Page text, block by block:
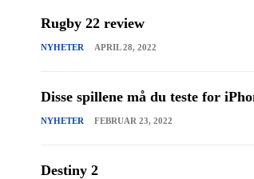
Rugby 22 review
NYHETER APRIL 28, 2022
Disse spillene må du teste for
NYHETER FEBRUAR 23, 2022
Destiny 2